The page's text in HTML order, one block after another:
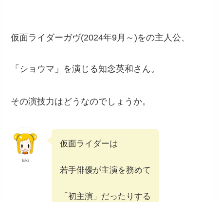
仮面ライダーガヴ(2024年9月～)をの主人公、
「ショウマ」を演じる知念英和さん。
その演技力はどうなのでしょうか。
kiki
仮面ライダーは
若手俳優が主演を務めて
「初主演」だったりする